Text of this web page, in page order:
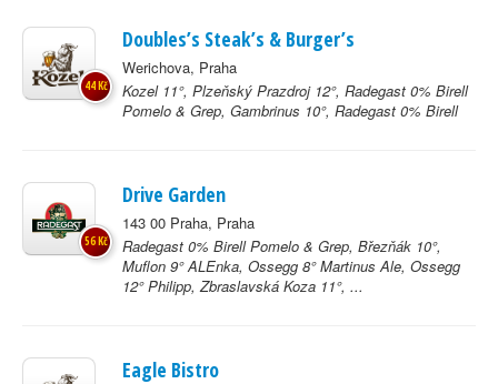
Doubles’s Steak’s & Burger’s
Werichova, Praha
Kozel 11°, Plzeňský Prazdroj 12°, Radegast 0% Birell
Pomelo & Grep, Gambrinus 10°, Radegast 0% Birell
44 Kč
Drive Garden
143 00 Praha, Praha
Radegast 0% Birell Pomelo & Grep, Březňák 10°,
Muflon 9° ALEnka, Ossegg 8° Martinus Ale, Ossegg
12° Philipp, Zbraslavská Koza 11°, ...
56 Kč
Eagle Bistro